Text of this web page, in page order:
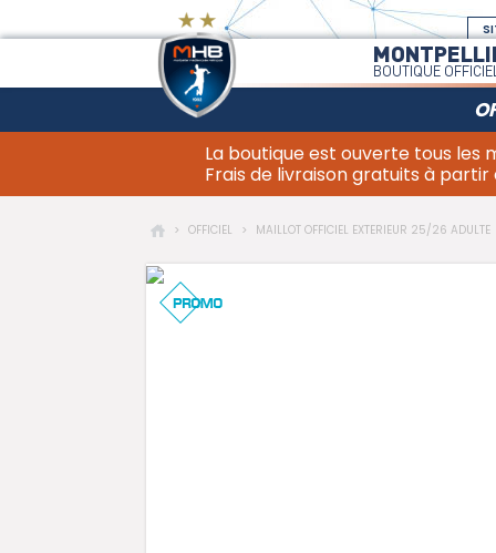
BOUTIQUE
La boutique est ouverte tous les
Frais de livraison gratuits à partir
> OFFICIEL > MAILLOT OFFICIEL EXTERIEUR 25/26 ADULTE